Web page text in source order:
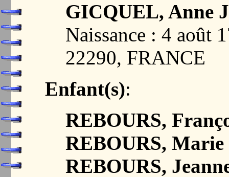
GICQUEL, Anne
Naissance : 4 août
22290, FRANCE
Enfant(s):
REBOURS,
REBOURS, Marie
REBOURS,